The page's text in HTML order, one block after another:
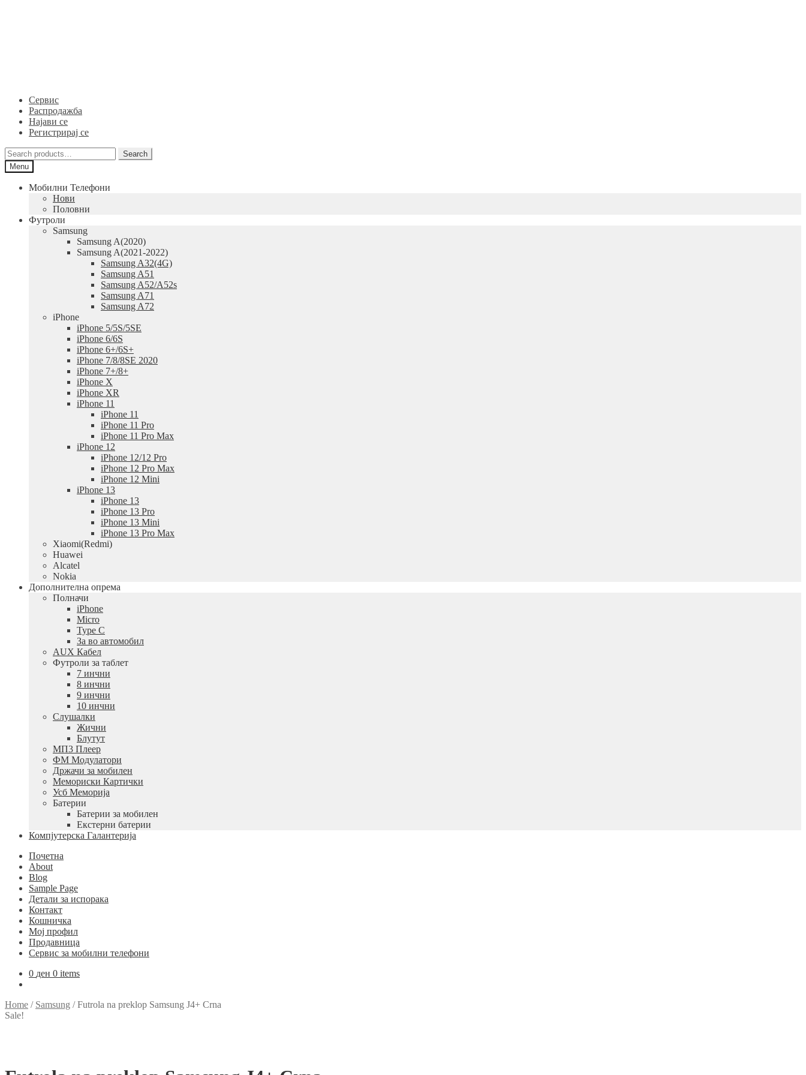
Сервис
Распродажба
Најави се
Регистрирај се
Search
for:
Search
Menu
Мобилни Телефони
Нови
Половни
Футроли
Samsung
Samsung A(2020)
Samsung A(2021-2022)
Samsung A32(4G)
Samsung A51
Samsung A52/A52s
Samsung A71
Samsung A72
iPhone
iPhone 5/5S/5SE
iPhone 6/6S
iPhone 6+/6S+
iPhone 7/8/8SE 2020
iPhone 7+/8+
iPhone X
iPhone XR
iPhone 11
iPhone 11
iPhone 11 Pro
iPhone 11 Pro Max
iPhone 12
iPhone 12/12 Pro
iPhone 12 Pro Max
iPhone 12 Mini
iPhone 13
iPhone 13
iPhone 13 Pro
iPhone 13 Mini
iPhone 13 Pro Max
Xiaomi(Redmi)
Huawei
Alcatel
Nokia
Дополнителна опрема
Полначи
iPhone
Micro
Type C
За во автомобил
AUX Кабел
Футроли за таблет
7 инчни
8 инчни
9 инчни
10 инчни
Слушалки
Жични
Блутут
МП3 Плеер
ФМ Модулатори
Држачи за мобилен
Мемориски Картички
Усб Меморија
Батерии
Батерии за мобилен
Екстерни батерии
Компјутерска Галантерија
Почетна
About
Blog
Sample Page
Детали за испорака
Контакт
Кошничка
Мој профил
Продавница
Сервис за мобилни телефони
0 ден 0 items
Home / Samsung /Futrola na preklop Samsung J4+ Crna
Sale!